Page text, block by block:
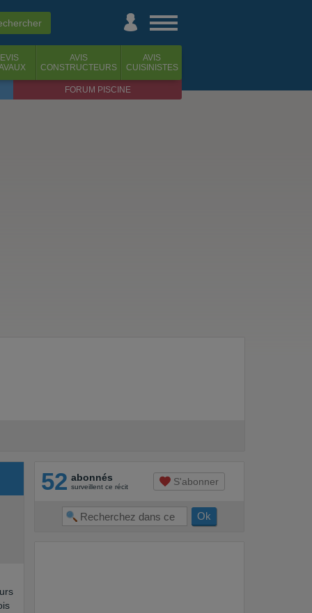
AVIS
CONSTRUCTEURS
AVIS
CUISINISTES
FORUM PISCINE
52 abonnés
surveillent ce récit S'abonner